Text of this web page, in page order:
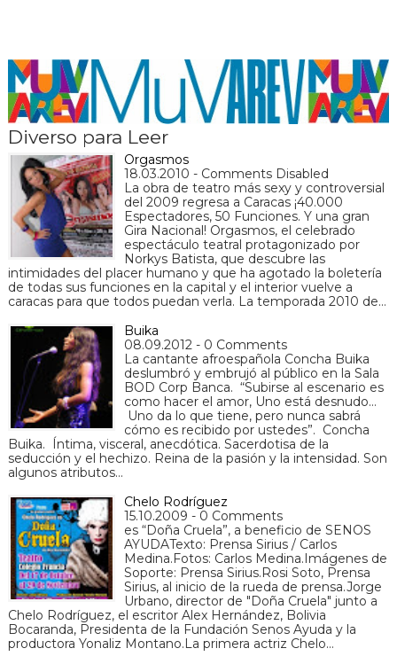
Diverso para Leer
Orgasmos
18.03.2010 - Comments Disabled
La obra de teatro más sexy y controversial
del 2009 regresa a Caracas ¡40.000
Espectadores, 50 Funciones. Y una gran
Gira Nacional! Orgasmos, el celebrado
espectáculo teatral protagonizado por
Norkys Batista, que descubre las
intimidades del placer humano y que ha agotado la boletería
de todas sus funciones en la capital y el interior vuelve a
caracas para que todos puedan verla. La temporada 2010 de…
Buika
08.09.2012 - 0 Comments
La cantante afroespañola Concha Buika
deslumbró y embrujó al público en la Sala
BOD Corp Banca. “Subirse al escenario es
como hacer el amor, Uno está desnudo…
Uno da lo que tiene, pero nunca sabrá
cómo es recibido por ustedes”. Concha
Buika. Íntima, visceral, anecdótica. Sacerdotisa de la
seducción y el hechizo. Reina de la pasión y la intensidad. Son
algunos atributos…
Chelo Rodríguez
15.10.2009 - 0 Comments
es “Doña Cruela”, a beneficio de SENOS
AYUDATexto: Prensa Sirius / Carlos
Medina.Fotos: Carlos Medina.Imágenes de
Soporte: Prensa Sirius.Rosi Soto, Prensa
Sirius, al inicio de la rueda de prensa.Jorge
Urbano, director de "Doña Cruela" junto a
Chelo Rodríguez, el escritor Alex Hernández, Bolivia
Bocaranda, Presidenta de la Fundación Senos Ayuda y la
productora Yonaliz Montano.La primera actriz Chelo…